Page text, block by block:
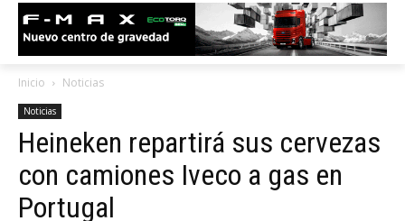
Inicio Noticias
Noticias
Heineken repartirá sus cervezas
con camiones Iveco a gas en
Portugal